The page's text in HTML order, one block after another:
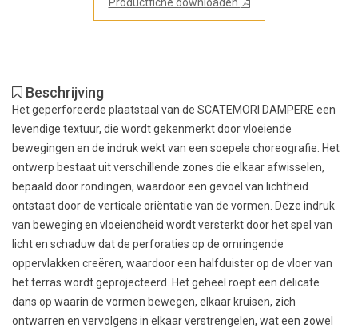
Beschrijving
Het geperforeerde plaatstaal van de SCATEMORI DAMPERE een
levendige textuur, die wordt gekenmerkt door vloeiende
bewegingen en de indruk wekt van een soepele choreografie. Het
ontwerp bestaat uit verschillende zones die elkaar afwisselen,
bepaald door rondingen, waardoor een gevoel van lichtheid
ontstaat door de verticale oriëntatie van de vormen. Deze indruk
van beweging en vloeiendheid wordt versterkt door het spel van
licht en schaduw dat de perforaties op de omringende
oppervlakken creëren, waardoor een halfduister op de vloer van
het terras wordt geprojecteerd. Het geheel roept een delicate
dans op waarin de vormen bewegen, elkaar kruisen, zich
ontwarren en vervolgens in elkaar verstrengelen, wat een zowel